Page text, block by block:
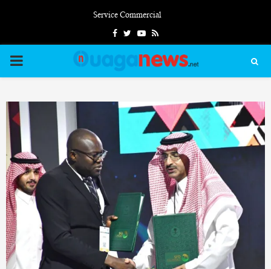
Service Commercial
FacebookTwitterYoutube
Rss
PRIMARY